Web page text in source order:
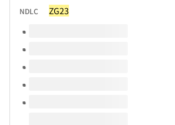
NDLC ZG23
このタイトルの巻号